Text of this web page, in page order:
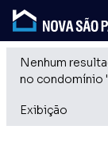
Nenhum
no condomínio